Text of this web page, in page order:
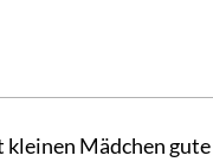
kleinen Mädchen